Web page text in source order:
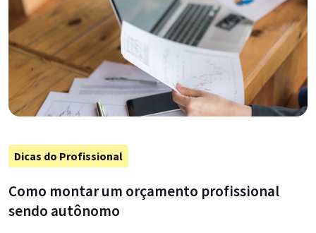
Dicas do Profissional
Como montar um orçamento profissional
sendo autônomo